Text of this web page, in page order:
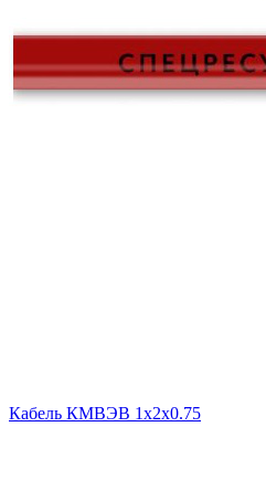
Кабель КМВЭВ 1х2х0.75